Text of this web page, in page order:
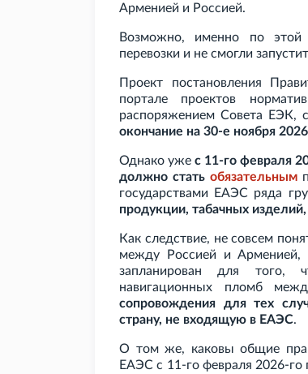
Арменией и Россией.
Возможно, именно по этой
перевозки и не смогли
Проект постановления
портале проектов
распоряжением Совета ЕЭК,
окончание на 30-е ноября
Однако ужес 11-го февраля
должно стать обязательным
государствами ЕАЭС ряда
продукции, табачных
Как следствие, не совсем
между Россией и Арменией,
запланирован для того,
навигационных пломб
сопровождения для тех
страну, не входящую в ЕАЭС.
О том же, каковы общие
ЕАЭС с 11-го февраля 2026-